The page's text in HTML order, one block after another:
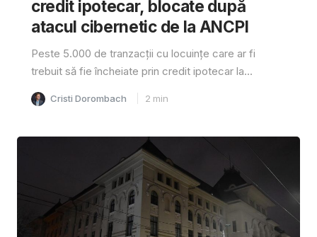
credit ipotecar, blocate după
atacul cibernetic de la ANCPI
Peste 5.000 de tranzacții cu locuințe care ar fi
trebuit să fie încheiate prin credit ipotecar la...
Cristi Dorombach 2 min